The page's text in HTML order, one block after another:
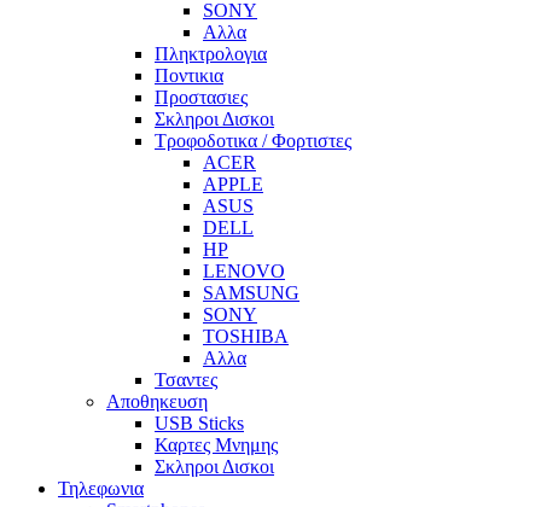
SONY
Αλλα
Πληκτρολογια
Ποντικια
Προστασιες
Σκληροι Δισκοι
Τροφοδοτικα / Φορτιστες
ACER
APPLE
ASUS
DELL
HP
LENOVO
SAMSUNG
SONY
TOSHIBA
Αλλα
Τσαντες
Αποθηκευση
USB Sticks
Καρτες Μνημης
Σκληροι Δισκοι
Τηλεφωνια